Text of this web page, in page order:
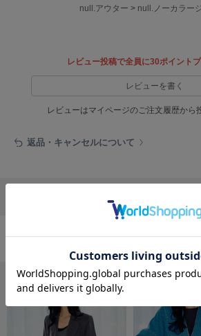
エイミー イストワール
フィラ
フレイアイディー
null.アウター > null.ノーカラー
レビュー投稿で全員に30ポイントプ
レビューを書く
レビューはマイページのご注文履歴から
返品・キャンセルについて
アウターの人気ランキング